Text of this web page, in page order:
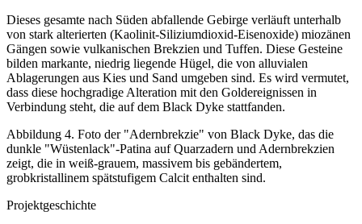
Dieses gesamte nach Süden abfallende Gebirge verläuft unterhalb
von stark alterierten (Kaolinit-Siliziumdioxid-Eisenoxide) miozänen
Gängen sowie vulkanischen Brekzien und Tuffen. Diese Gesteine
bilden markante, niedrig liegende Hügel, die von alluvialen
Ablagerungen aus Kies und Sand umgeben sind. Es wird vermutet,
dass diese hochgradige Alteration mit den Goldereignissen in
Verbindung steht, die auf dem Black Dyke stattfanden.
Abbildung 4. Foto der "Adernbrekzie" von Black Dyke, das die
dunkle "Wüstenlack"-Patina auf Quarzadern und Adernbrekzien
zeigt, die in weiß-grauem, massivem bis gebändertem,
grobkristallinem spätstufigem Calcit enthalten sind.
Projektgeschichte